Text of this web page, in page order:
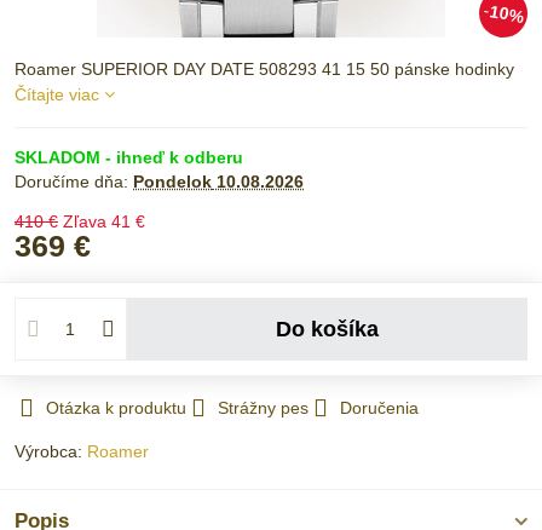
10%
Roamer SUPERIOR DAY DATE 508293 41 15 50 pánske hodinky
Čítajte viac
SKLADOM - ihneď k odberu
Doručíme dňa: Pondelok 10.08.2026
410 € Zľava 41 €
369 €
Do košíka
Otázka k produktu Strážny pes Doručenia
Výrobca: Roamer
Popis